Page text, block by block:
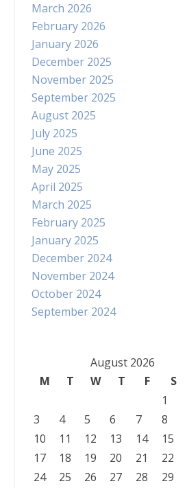
March 2026
February 2026
January 2026
December 2025
November 2025
September 2025
August 2025
July 2025
June 2025
May 2025
April 2025
March 2025
February 2025
January 2025
December 2024
November 2024
October 2024
September 2024
August 2026
M
T W T F S
1
3
4 5 6 7 8
10
11 12 13 14 15
17
18 19 20 21 22
24
25 26 27 28 29